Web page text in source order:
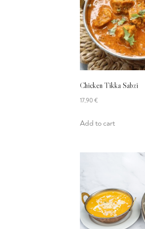
Chicken Tikka Sabzi
17,90€
Add to cart